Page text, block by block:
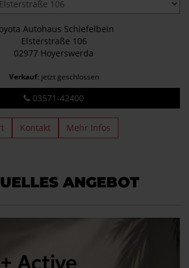
Autohaus Schiefelbein
Elsterstraße 106
02977 Hoyerswerda
Verkauf: jetzt geschlossen
03571-42400
Kontakt Mehr Infos
ANGEBOT